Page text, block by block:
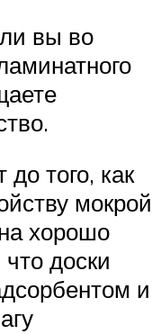
вы во
того, как
мокрой
хорошо
доски
и